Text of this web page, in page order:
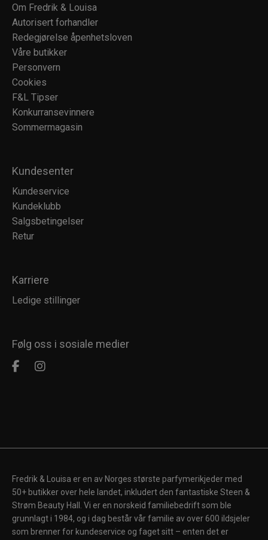
Om Fredrik & Louisa
Autorisert forhandler
Redegjørelse åpenhetsloven
Våre butikker
Personvern
Cookies
F&L Tipser
Konkurransevinnere
Sommermagasin
Kundesenter
Kundeservice
Kundeklubb
Salgsbetingelser
Retur
Karriere
Ledige stillinger
Følg oss i sosiale medier
Fredrik & Louisa er en av Norges største parfymerikjeder med
50+ butikker over hele landet, inkludert den fantastiske Steen &
Strøm Beauty Hall. Vi er en norskeid familiebedrift som ble
grunnlagt i 1984, og i dag består vår familie av over 600 ildsjeler
som brenner for kundeservice og faget sitt – enten det er